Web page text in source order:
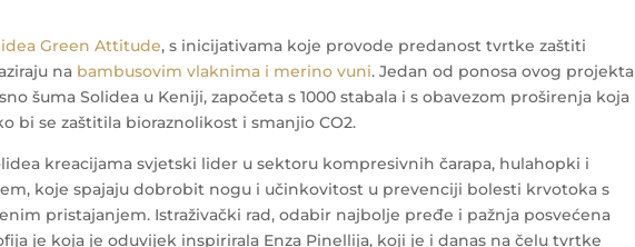
Green Attitude, s inicijativama koje provode predanost tvrtke zaštiti
na bambusovim vlaknima i merino vuni. Jedan od ponosa ovog projekta
šuma Solidea u Keniji, započeta s 1000 stabala i s obavezom proširenja koja
bi se zaštitila bioraznolikost i smanjio CO2.
kreacijama svjetski lider u sektoru kompresivnih čarapa, hulahopki i
koje spajaju dobrobit nogu i učinkovitost u prevenciji bolesti krvotoka s
pristajanjem. Istraživački rad, odabir najbolje pređe i pažnja posvećena
je koja je oduvijek inspirirala Enza Pinellija, koji je i danas na čelu tvrtke